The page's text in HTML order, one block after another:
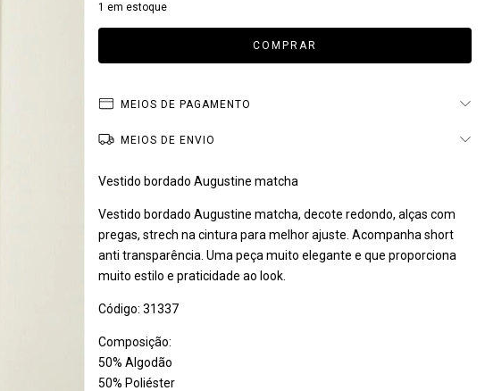
1 em estoque
MEIOS DE PAGAMENTO
MEIOS DE ENVIO
Vestido bordado Augustine matcha
Vestido bordado Augustine matcha, decote redondo, alças com
pregas, strech na cintura para melhor ajuste. Acompanha short
anti transparência. Uma peça muito elegante e que proporciona
muito estilo e praticidade ao look.
Código: 31337
Composição:
50% Algodão
50% Poliéster